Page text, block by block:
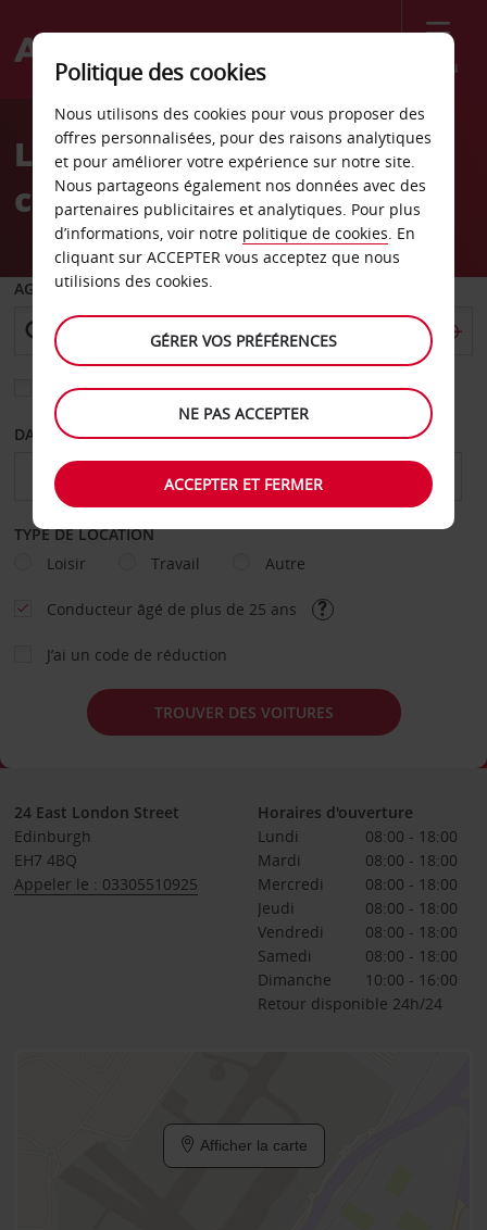
Menu
Welcome
AvisLocation de voiture au
centre-ville d’Édimbourg
AGENCE DE DÉPART
Sélectionnez une autre agence de retour
DATE DE DÉPART DATE DE RETOUR
TYPE DE LOCATION
Loisir
Travail Autre
Conducteur âgé de plus de 25 ans
J’ai un code de réduction
TROUVER DES VOITURES
24 East London Street
Edinburgh
EH7 4BQ
Appeler le : 03305510925
Horaires d'ouverture
Lundi
08:00 - 18:00
Mardi
08:00 - 18:00
Mercredi
08:00 - 18:00
Jeudi
08:00 - 18:00
Vendredi
08:00 - 18:00
Samedi
08:00 - 18:00
Dimanche
10:00 - 16:00
Retour disponible 24h/24
Afficher la carte
Politique des cookies
Nous utilisons des cookies pour vous proposer des
offres personnalisées, pour des raisons analytiques
et pour améliorer votre expérience sur notre site.
Nous partageons également nos données avec des
partenaires publicitaires et analytiques. Pour plus
d’informations, voir notre politique de cookies. En
cliquant sur ACCEPTER vous acceptez que nous
utilisions des cookies.
GÉRER VOS PRÉFÉRENCES
NE PAS ACCEPTER
ACCEPTER ET FERMER